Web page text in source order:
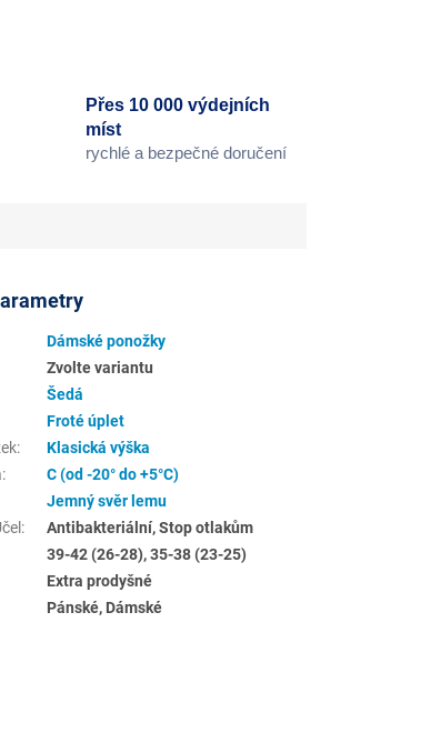
Přes 10 000 výdejních
míst
rychlé a bezpečné doručení
Dámské ponožky
Zvolte variantu
Šedá
Froté úplet
:
Klasická výška
:
C (od -20° do +5°C)
Jemný svěr lemu
:
Antibakteriální, Stop otlakům
39-42 (26-28), 35-38 (23-25)
Extra prodyšné
Pánské, Dámské